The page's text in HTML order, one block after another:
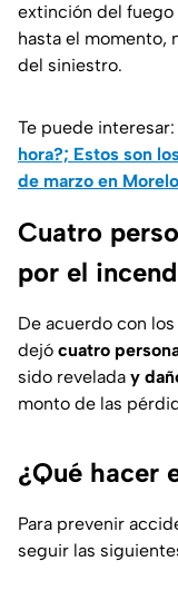
extinción del
hasta el momento,
del siniestro.
Te puede interesar:
hora?; Estos son
de marzo en
Cuatro
por el
De acuerdo con
dejó cuatro
sido revelada y
monto de las
¿Qué hacer
Para prevenir
seguir las